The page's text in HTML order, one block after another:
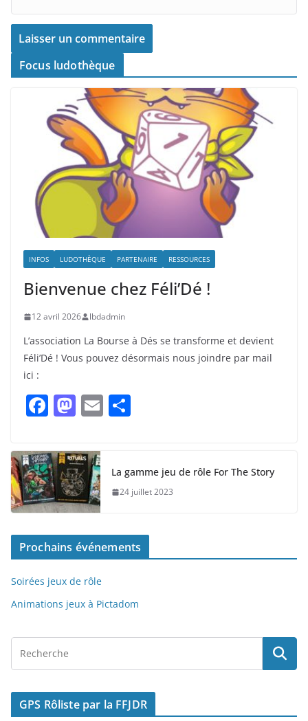
Focus ludothèque
INFOS LUDOTHÈQUE PARTENAIRE RESSOURCES
Bienvenue chez Féli’Dé !
12 avril 2026 lbdadmin
L’association La Bourse à Dés se transforme et devient
Féli’Dé ! Vous pouvez désormais nous joindre par mail
ici :
F
c
e
b
o
o
k
M
st
o
d
o
n
E
g
er
La gamme jeu de rôle For The Story
24 juillet 2023
Prochains événements
Soirées jeux de rôle
Animations jeux à Pictadom
GPS Rôliste par la FFJDR